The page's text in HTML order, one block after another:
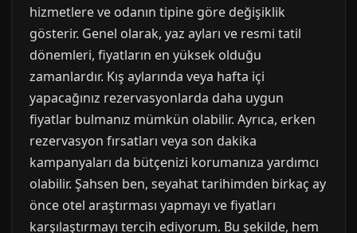
hizmetlere ve odanın tipine göre değişiklik
gösterir. Genel olarak, yaz ayları ve resmi tatil
dönemleri, fiyatların en yüksek olduğu
zamanlardır. Kış aylarında veya hafta içi
yapacağınız rezervasyonlarda daha uygun
fiyatlar bulmanız mümkün olabilir. Ayrıca, erken
rezervasyon fırsatları veya son dakika
kampanyaları da bütçenizi korumanıza yardımcı
olabilir. Şahsen ben, seyahat tarihimden birkaç ay
önce otel araştırması yapmayı ve fiyatları
karşılaştırmayı tercih ediyorum. Bu şekilde, hem